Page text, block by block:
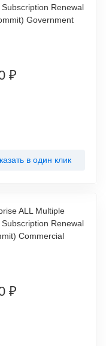
Renewal
Government
₽
в один клик
ALL Multiple
Renewal
Commercial
₽